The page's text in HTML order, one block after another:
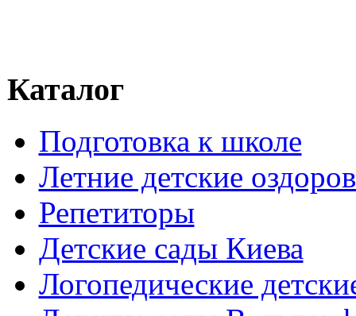
Каталог
Подготовка к школе
Летние детские
Репетиторы
Детские сады Киева
Логопедические